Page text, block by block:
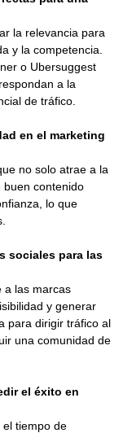
la relevancia para
y la competencia.
o Ubersuggest
a la
de tráfico.
en el marketing
no solo atrae a la
buen contenido
lo que
sociales para las
a las marcas
y generar
para dirigir tráfico al
una comunidad de
el éxito en
el tiempo de